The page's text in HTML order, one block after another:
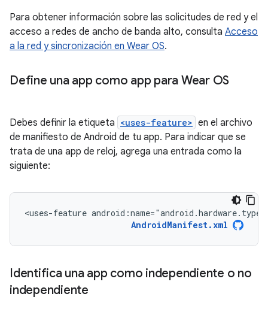
Para obtener información sobre las solicitudes de red y el
acceso a redes de ancho de banda alto, consulta Acceso
a la red y sincronización en Wear OS.
Define una app como app para Wear OS
Debes definir la etiqueta <uses-feature> en el archivo
de manifiesto de Android de tu app. Para indicar que se
trata de una app de reloj, agrega una entrada como la
siguiente:
<uses-feature
AndroidManifest.xml
Identifica una app como independiente o no
independiente